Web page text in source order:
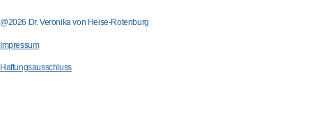
@2026 Dr. Veronika von Heise-Rotenburg
Impressum
Haftungsausschluss